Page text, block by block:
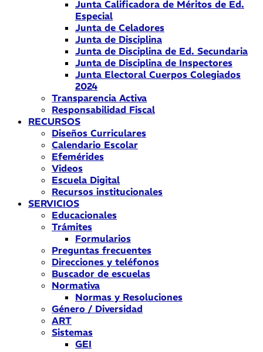
Junta Calificadora de Méritos de Ed.
Especial
Junta de Celadores
Junta de Disciplina
Junta de Disciplina de Ed. Secundaria
Junta de Disciplina de Inspectores
Junta Electoral Cuerpos Colegiados
2024
Transparencia Activa
Responsabilidad Fiscal
RECURSOS
Diseños Curriculares
Calendario Escolar
Efemérides
Videos
Escuela Digital
Recursos institucionales
SERVICIOS
Educacionales
Trámites
Formularios
Preguntas frecuentes
Direcciones y teléfonos
Buscador de escuelas
Normativa
Normas y Resoluciones
Género / Diversidad
ART
Sistemas
GEI